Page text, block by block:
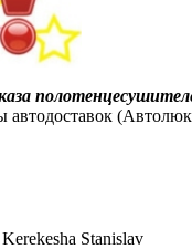
автодоставок
Stanislav